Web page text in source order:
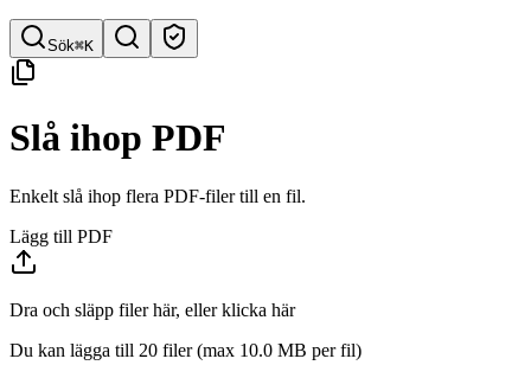
Sök⌘K
Sök verktyg
Snabbsök efter verktyg
Slå ihop PDF
Enkelt slå ihop flera PDF-filer till en fil.
Lägg till PDF
Dra och släpp filer här, eller klicka här
Du kan lägga till 20 filer (max 10.0 MB per fil)